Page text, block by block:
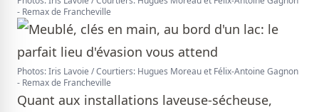
- Remax de Francheville
Photos: Iris Lavoie / Courtiers: Hugues Moreau et Félix-Antoine Gagnon
- Remax de Francheville
Quant aux installations laveuse-sécheuse,